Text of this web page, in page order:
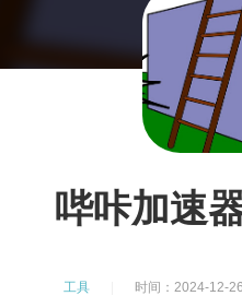
哔咔加速
工具 时间：2024-12-26